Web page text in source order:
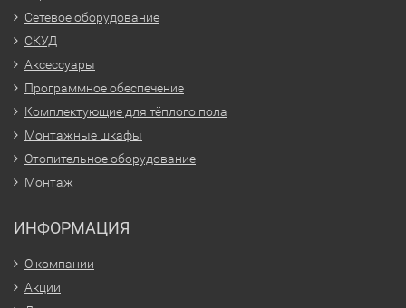
Сетевое оборудование
СКУД
Аксессуары
Программное обеспечение
Комплектующие для тёплого пола
Монтажные шкафы
Отопительное оборудование
Монтаж
ИНФОРМАЦИЯ
О компании
Акции